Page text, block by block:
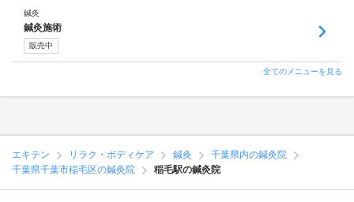
鍼灸
鍼灸施術
販売中
全てのメニューを見る
エキテン リラク・ボディケア 鍼灸
千葉県内の鍼灸院
千葉県千葉市稲毛区の鍼灸院
稲毛駅の鍼灸院